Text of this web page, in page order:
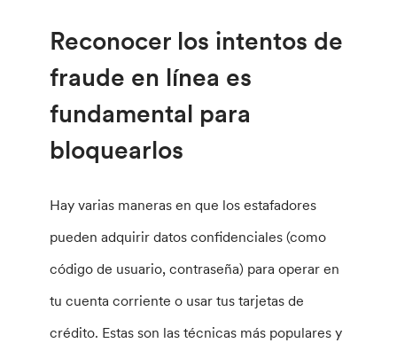
Reconocer los intentos de
fraude en línea es
fundamental para
bloquearlos
Hay varias maneras en que los estafadores
pueden adquirir datos confidenciales (como
código de usuario, contraseña) para operar en
tu cuenta corriente o usar tus tarjetas de
crédito. Estas son las técnicas más populares y